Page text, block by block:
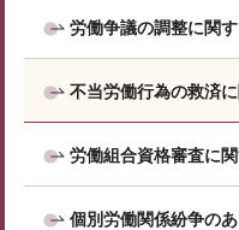
労働争議の調整に関
不当労働行為の救済
労働組合資格審査に
個別労働関係紛争の